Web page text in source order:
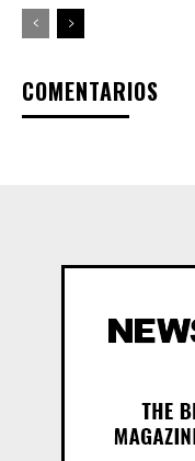
COMENTARIOS